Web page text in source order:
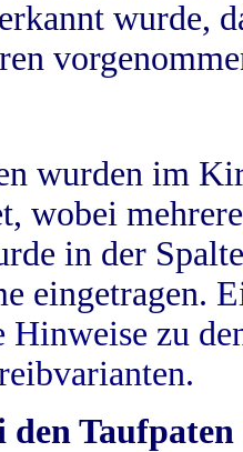
wurde,
wurden im
wobei
in der
eingetragen.
zu
den Taufpaten